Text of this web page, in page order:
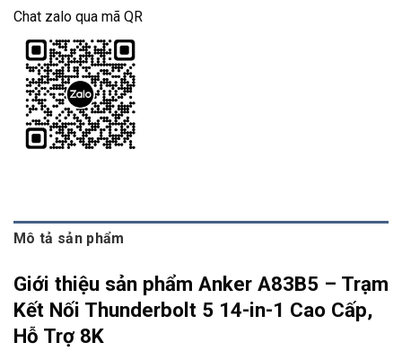
Chat zalo qua mã QR
Mô tả sản phẩm
Giới thiệu sản phẩm Anker A83B5 – Trạm
Kết Nối Thunderbolt 5 14-in-1 Cao Cấp,
Hỗ Trợ 8K